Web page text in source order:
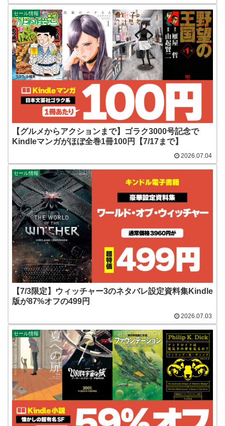
セール情報
【グルメからアクションまで】ゴラク3000号記念で
Kindleマンガがほぼ全巻1冊100円【7/17まで】
2026.07.04
セール情報
【7/3限定】ウィッチャー3のネタバレ設定資料集Kindle
版が87%オフの499円
2026.07.03
セール情報